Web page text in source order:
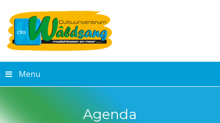
Menu
Agenda